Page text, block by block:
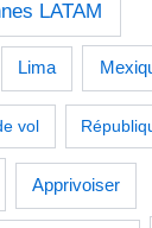
LATAM
Lima
vol
Apprivoiser